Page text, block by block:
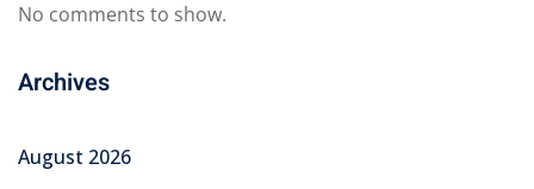
No comments to show.
Archives
August 2026